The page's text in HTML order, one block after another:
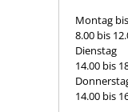
Montag
8.00 bis
14.00 bis
14.00 bis